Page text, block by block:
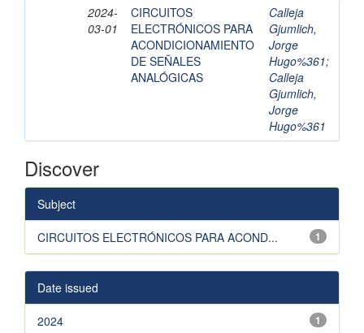
2024-
03-01
CIRCUITOS
ELECTRÓNICOS PARA
ACONDICIONAMIENTO
DE SEÑALES
ANALÓGICAS
Calleja
Gjumlich,
Jorge
Hugo%361;
Calleja
Gjumlich,
Jorge
Hugo%361
Discover
Subject
1
CIRCUITOS ELECTRÓNICOS PARA ACOND...
Date issued
1
2024